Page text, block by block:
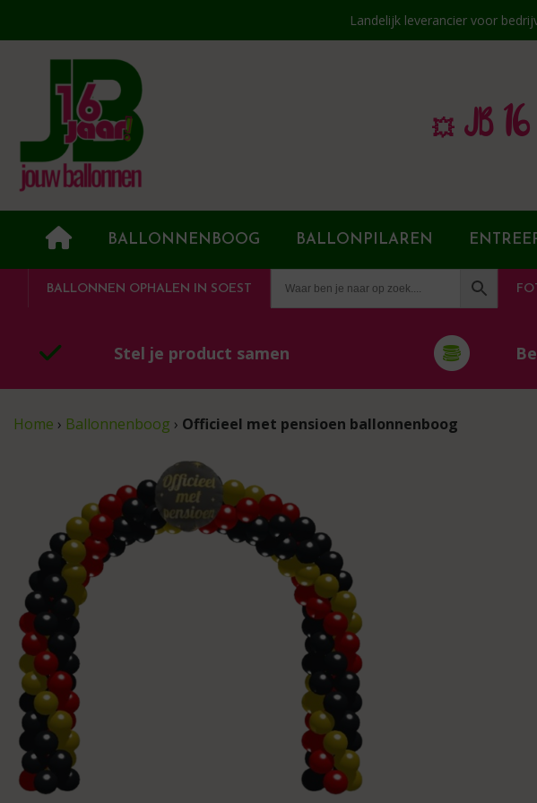
Landelijk leverancier voor
💥 JB
BALLONNENBOOG BALLONPILAREN
BALLONNEN OPHALEN IN SOEST
Stel je product samen
Home › Ballonnenboog › Officieel met pensioen ballonnenboog